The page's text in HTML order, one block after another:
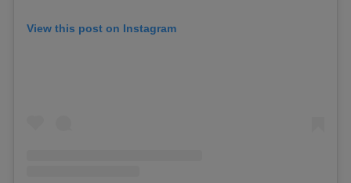
View this post on Instagram